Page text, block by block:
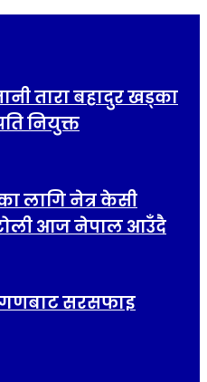
तारा बहादुर खड्का
नियुक्त
लागि नेत्र केसी
आज नेपाल आउँदै
सरसफाइ